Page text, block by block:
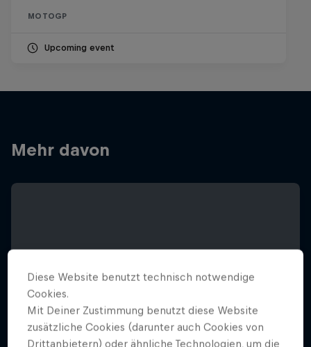
MOTOGP
Upcoming event
Mehr davon
Diese Website benutzt technisch notwendige
Cookies.
Mit Deiner Zustimmung benutzt diese Website
zusätzliche Cookies (darunter auch Cookies von
Drittanbietern) oder ähnliche Technologien, um die